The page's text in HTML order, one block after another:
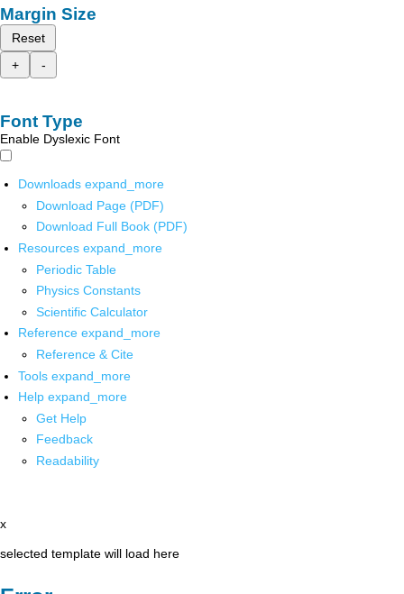
Margin Size
Reset
+
-
Font Type
Enable Dyslexic Font
Downloads expand_more
Download Page (PDF)
Download Full Book (PDF)
Resources expand_more
Periodic Table
Physics Constants
Scientific Calculator
Reference expand_more
Reference & Cite
Tools expand_more
Help expand_more
Get Help
Feedback
Readability
x
selected template will load here